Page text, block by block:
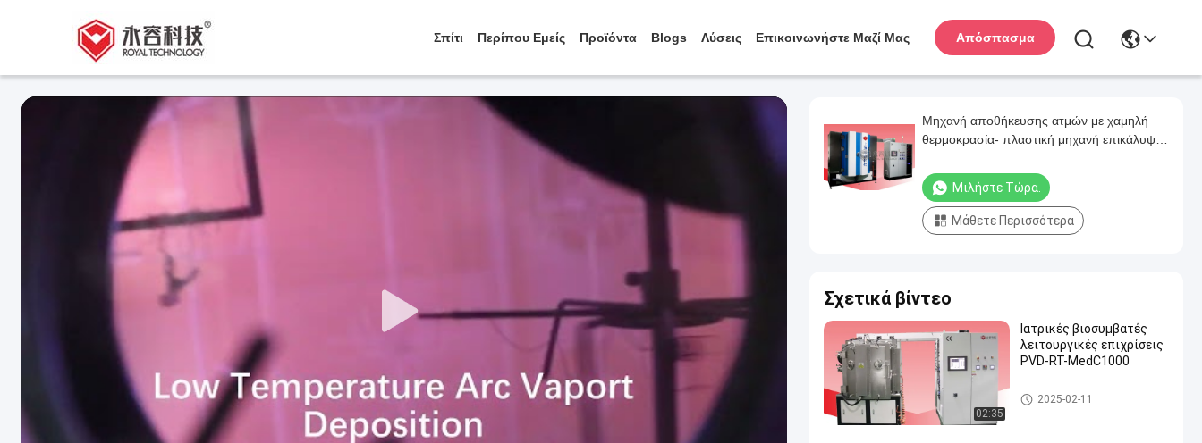
Σπίτι Περίπου Εμείς Προϊόντα Blogs Λύσεις Επικοινωνήστε Μαζί Μας Απόσπασμα
Μηχανή αποθήκευσης ατμών με χαμηλή
θερμοκρασία- πλαστική μηχανή επικάλυψης
Μιλήστε Τώρα.
Μάθετε Περισσότερα
Σχετικά βίντεο
02:35
Ιατρικές βιοσυμβατές
λειτουργικές επιχρίσεις
PVD-RT-MedC1000
Καινοτόμο προσαρμοσμένο μ
ηχάνημα PVD
2025-02-11